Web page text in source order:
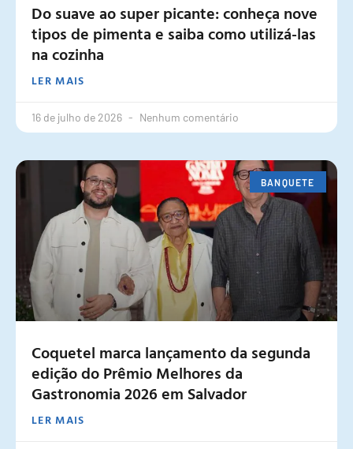
Do suave ao super picante: conheça nove
tipos de pimenta e saiba como utilizá-las
na cozinha
LER MAIS
16 de julho de 2026 Nenhum comentário
BANQUETE
Coquetel marca lançamento da segunda
edição do Prêmio Melhores da
Gastronomia 2026 em Salvador
LER MAIS